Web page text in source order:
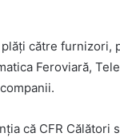
către furnizori,
Feroviară,
că CFR Călători